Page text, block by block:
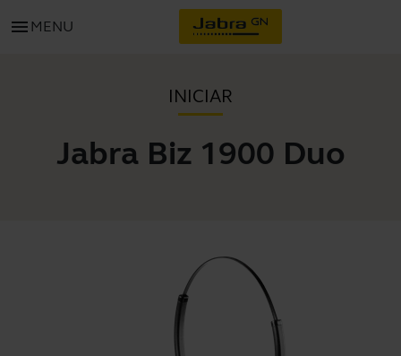
menu MENU
INICIAR
Jabra Biz 1900 Duo